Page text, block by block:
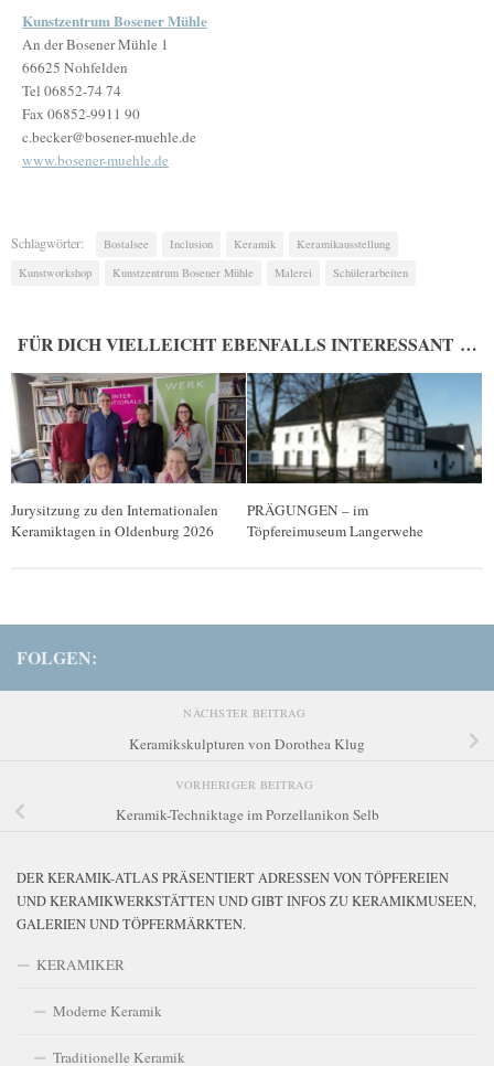
Kunstzentrum Bosener Mühle
An der Bosener Mühle 1
66625 Nohfelden
Tel 06852-74 74
Fax 06852-9911 90
c.becker@bosener-muehle.de
www.bosener-muehle.de
Schlagwörter: Bostalsee Inclusion Keramik
Keramikausstellung
Kunstworkshop
Kunstzentrum Bosener Mühle Malerei Schülerarbeiten
FÜR DICH VIELLEICHT EBENFALLS INTERESSANT …
Jurysitzung zu den Internationalen
Keramiktagen in Oldenburg 2026
PRÄGUNGEN – im
Töpfereimuseum Langerwehe
FOLGEN:
NÄCHSTER BEITRAG
Keramikskulpturen von Dorothea Klug
VORHERIGER BEITRAG
Keramik-Techniktage im Porzellanikon Selb
DER KERAMIK-ATLAS PRÄSENTIERT ADRESSEN VON TÖPFEREIEN
UND KERAMIKWERKSTÄTTEN UND GIBT INFOS ZU KERAMIKMUSEEN,
GALERIEN UND TÖPFERMÄRKTEN.
KERAMIKER
Moderne Keramik
Traditionelle Keramik